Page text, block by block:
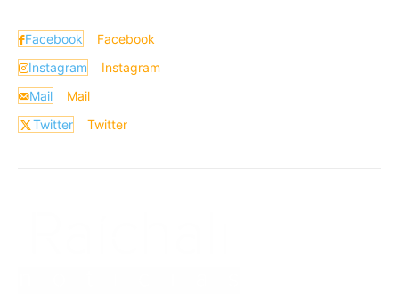
Facebook
Facebook
Instagram
Instagram
Mail
Mail
Twitter
Twitter